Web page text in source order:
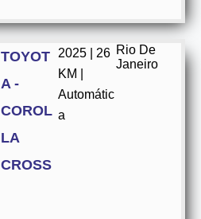
TOYOT
A -
COROL
LA
CROSS
2025 | 26
KM |
Automátic
a
Rio De
Janeiro